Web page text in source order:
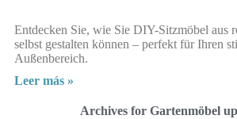
Entdecken Sie, wie Sie DIY-Sitzmöbel aus
selbst gestalten können – perfekt für Ihren
Außenbereich.
Leer más »
Archives for Gartenmöbel